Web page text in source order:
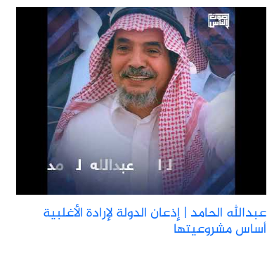
عبدالله الحامد | إذعان الدولة لإرادة الأغلبية
أساس مشروعيتها